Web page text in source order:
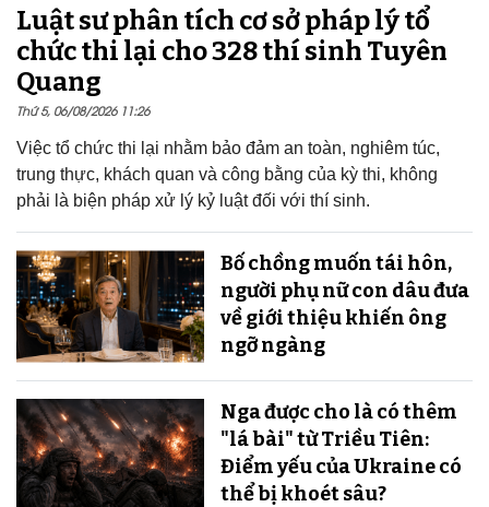
Luật sư phân tích cơ sở pháp lý tổ
chức thi lại cho 328 thí sinh Tuyên
Quang
Thứ 5, 06/08/2026 11:26
Việc tổ chức thi lại nhằm bảo đảm an toàn, nghiêm túc,
trung thực, khách quan và công bằng của kỳ thi, không
phải là biện pháp xử lý kỷ luật đối với thí sinh.
Bố chồng muốn tái hôn,
người phụ nữ con dâu đưa
về giới thiệu khiến ông
ngỡ ngàng
Nga được cho là có thêm
"lá bài" từ Triều Tiên:
Điểm yếu của Ukraine có
thể bị khoét sâu?